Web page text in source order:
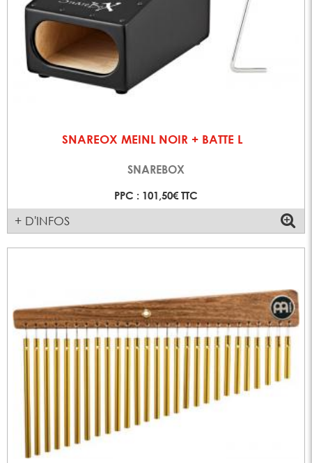
SNAREOX MEINL NOIR + BATTE L
SNAREBOX
PPC : 101,50€ TTC
+ D'INFOS